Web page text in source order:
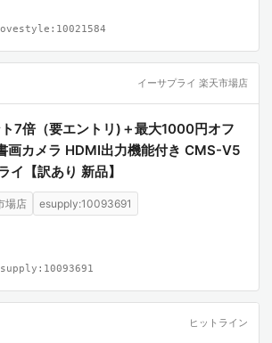
イーサプライ 楽天市場店
ト7倍（要エントリ)＋最大1000円オフ
画カメラ HDMI出力機能付き CMS-V5
イ【訳あり 新品】
場店 esupply:10093691
ヒットライン